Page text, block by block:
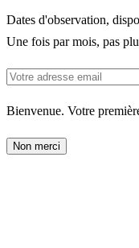
Dates d'observation,
Une fois par mois, pas
Bienvenue. Votre
Non merci